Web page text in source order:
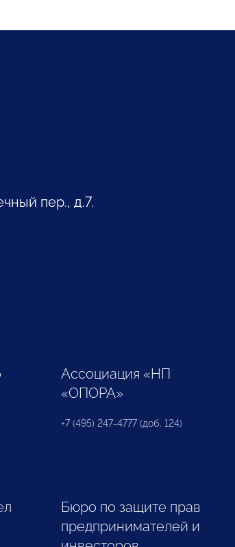
пер., д.7.
Ассоциация «НП
«ОПОРА»
+7 (495) 247-4777 (доб. 124)
Бюро по защите прав
предпринимателей и